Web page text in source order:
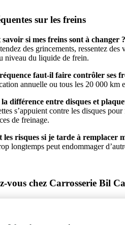
sur les freins
si mes freins sont à changer ?
des grincements, ressentez
niveau du liquide de frein.
faut-il faire contrôler ses
annuelle ou tous les 20 000 km
la différence entre disques et
s’appuient contre les disques
de freinage.
les risques si je tarde à remplacer
longtemps peut endommager
vous chez Carrosserie Bil
avec vos freins. Faites appel
ou par e-mail à